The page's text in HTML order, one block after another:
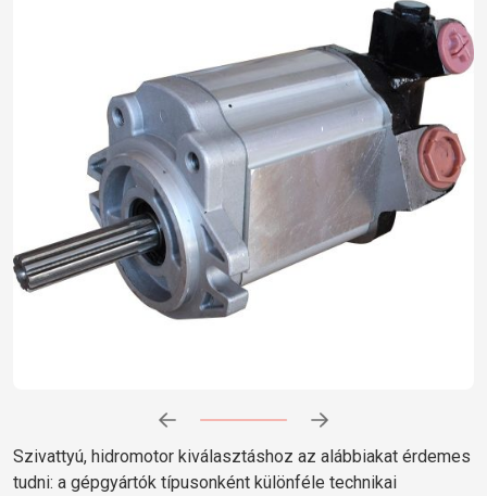
Szivattyú, hidromotor kiválasztáshoz az alábbiakat érdemes
tudni: a gépgyártók típusonként különféle technikai